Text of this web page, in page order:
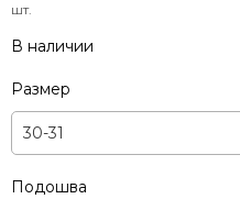
шт.
В наличии
Размер
Подошва